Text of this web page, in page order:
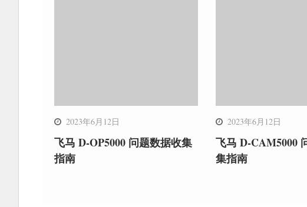
2023年6月12日
飞马 D-OP5000 问题数据收集
指南
2023年6月12日
飞马 D-CAM5000
集指南